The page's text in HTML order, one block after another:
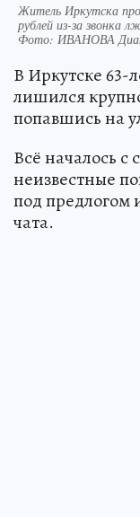
Житель Иркутска
рублей из-за звонка
Фото: ИВАНОВА
В Иркутске
лишился
попавшись на
Всё началось
неизвестные
под предлогом
чата.